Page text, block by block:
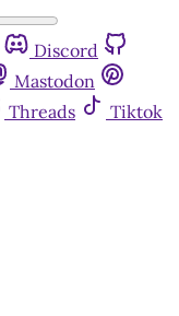
Discord
Mastodon
Threads
Tiktok